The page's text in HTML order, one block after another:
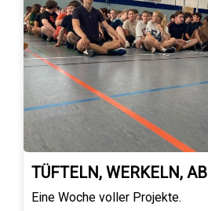
TÜFTELN, WERKELN,
Eine Woche voller Projekte.